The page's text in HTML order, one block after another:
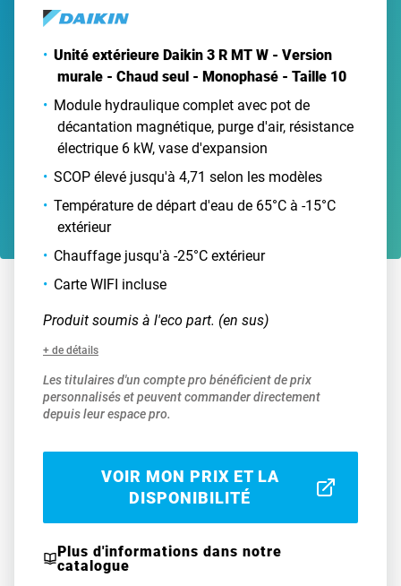
Unité extérieure Daikin 3 R MT W - Version
murale - Chaud seul - Monophasé - Taille 10
Module hydraulique complet avec pot de
décantation magnétique, purge d'air, résistance
électrique 6 kW, vase d'expansion
SCOP élevé jusqu'à 4,71 selon les modèles
Température de départ d'eau de 65°C à -15°C
extérieur
Chauffage jusqu'à -25°C extérieur
Carte WIFI incluse
Produit soumis à l'eco part. (en sus)
+ de détails
Les titulaires d'un compte pro bénéficient de prix
personnalisés et peuvent commander directement
depuis leur espace pro.
VOIR MON PRIX ET LA
DISPONIBILITÉ
Plus d'informations dans notre
catalogue